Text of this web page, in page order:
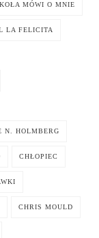
MÓWI O MNIE
LA FELICITA
N. HOLMBERG
CHŁOPIEC
CHRIS MOULD